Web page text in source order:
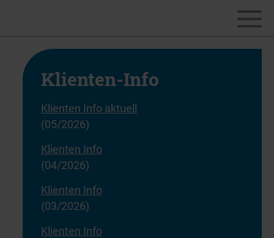
Klienten-Info
Klienten Info aktuell
(05/2026)
Klienten Info
(04/2026)
Klienten Info
(03/2026)
Klienten Info